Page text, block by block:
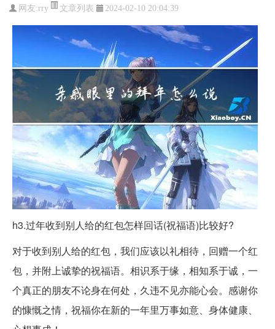
网友:rry 文章列表 2024-02-10 20:04:39
h3.过年收到别人给的红包怎样回话(祝福语)比较好?
对于收到别人给的红包，我们应该以礼相待，回赠一个红
包，并附上诚挚的祝福语。相识系于缘，相知系于诚，一
个真正的朋友不论身在何处，久违不见亦能心会。感谢你
的慷慨之情，祝福你在新的一年里万事如意、身体健康、